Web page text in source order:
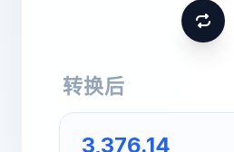
转换后